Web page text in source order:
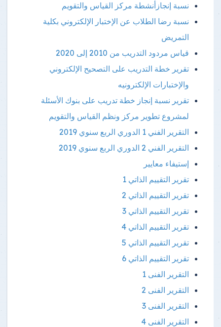
نسبة إنجازأنشطة مركز القياس والتقويم
نسبة رضا الطلاب عن الإختبار الإلكتروني بكلية
التمريض
قياس مردود التدريب من 2010 إلى 2020
تقرير خطة التدريب على التصحيح الإلكتروني
والإختبارات الإلكترونيه
تقرير نسبة إنجاز خطة تدريب على بنوك الأسئلة
لمشروع تطوير مركز ونظم القياس والتقويم
التقرير الفني 1 الدوري الربع سنوي 2019
التقرير الفني 2 الدوري الربع سنوي 2019
إستيفاء معايير
تقرير التقييم الذاتي 1
تقرير التقييم الذاتي 2
تقرير التقييم الذاتي 3
تقرير التقييم الذاتي 4
تقرير التقييم الذاتي 5
تقرير التقييم الذاتي 6
التقرير الفنى 1
التقرير الفنى 2
التقرير الفنى 3
التقرير الفنى 4